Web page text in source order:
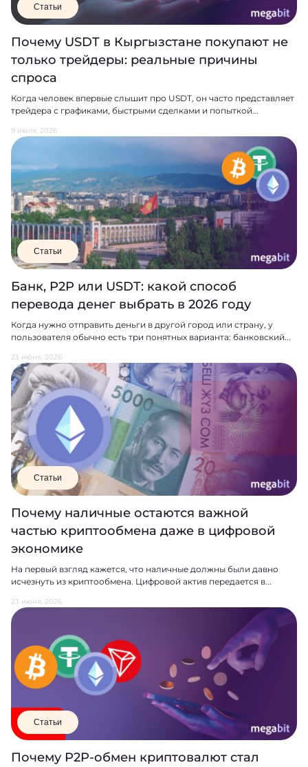
Статьи
Почему USDT в Кыргызстане покупают не
только трейдеры: реальные причины
спроса
Когда человек впервые слышит про USDT, он часто представляет
трейдера с графиками, быстрыми сделками и попыткой...
9 июля, 2026
Статьи
Банк, P2P или USDT: какой способ
перевода денег выбрать в 2026 году
Когда нужно отправить деньги в другой город или страну, у
пользователя обычно есть три понятных варианта: банковский...
23 июня, 2026
Статьи
Почему наличные остаются важной
частью криптообмена даже в цифровой
экономике
На первый взгляд кажется, что наличные должны были давно
исчезнуть из криптообмена. Цифровой актив передается в...
23 июня, 2026
Статьи
Почему P2P-обмен криптовалют стал